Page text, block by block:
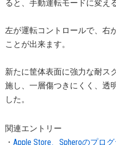
ると、手動運転モードに変え
左が運転コントロールで、右
ことが出来ます。
新たに筐体表面に強力な耐ス
施し、一層傷つきにくく、透
した。
関連エントリー
・ Apple Store、Spheroのプロ